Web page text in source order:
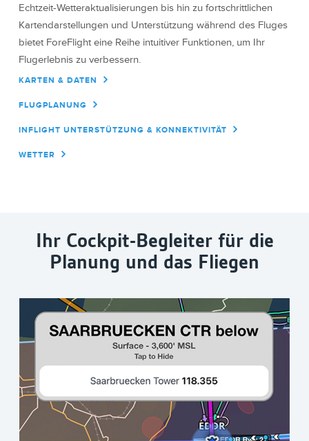
Echtzeit-Wetteraktualisierungen bis hin zu fortschrittlichen
Kartendarstellungen und Unterstützung während des Fluges
bietet ForeFlight eine Reihe intuitiver Funktionen, um Ihr
Flugerlebnis zu verbessern.
KARTEN & DATEN
FLUGPLANUNG
INFLIGHT UNTERSTÜTZUNG & KONNEKTIVITÄT
WETTER
Ihr Cockpit-Begleiter für die
Planung und das Fliegen